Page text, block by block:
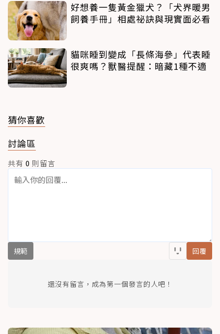
好想養一隻黃金獵犬？「犬界暖男
飼養手冊」相處祕訣與現實面必看
貓咪睡到變成「長條海參」代表睡
很爽嗎？獸醫提醒：暗藏1種不適
猜你喜歡
討論區
共有 0 則留言
規範 回覆
還沒有留言，成為第一個發言的人吧！